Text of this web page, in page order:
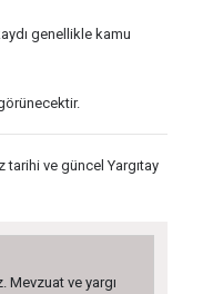
genellikle kamu
tarihi ve güncel Yargıtay
ve yargı